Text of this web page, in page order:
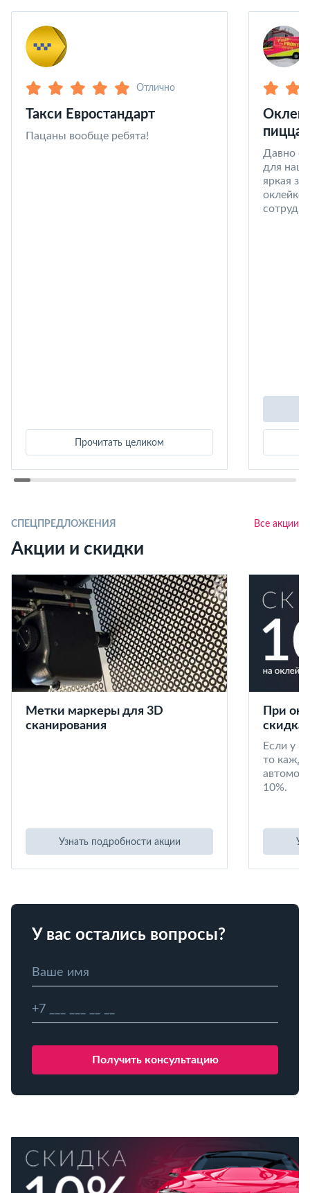
Отлично
Такси Евростандарт
Пацаны вообще ребята!
Прочитать целиком
пицца
Давно
для
яркая
оклейке
СПЕЦПРЕДЛОЖЕНИЯ Все акции
Акции и скидки
Метки маркеры для 3D
сканирования
Узнать подробности акции
При
скидка
Если у
то
10%.
У вас остались вопросы?